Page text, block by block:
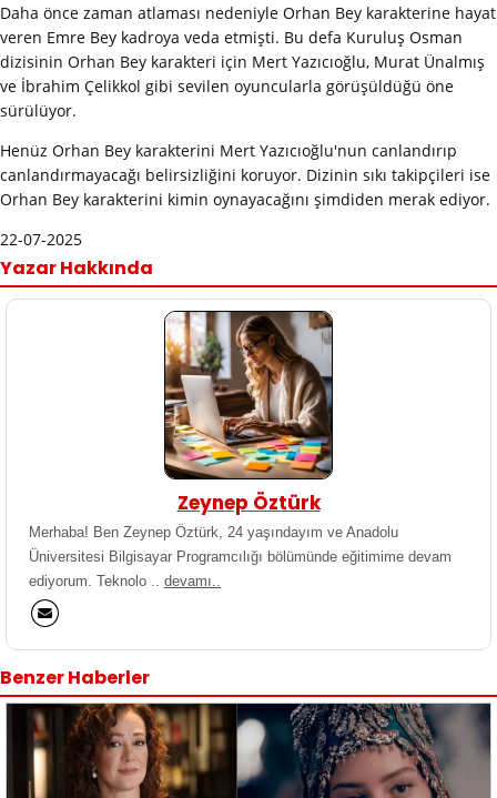
Daha önce zaman atlaması nedeniyle Orhan Bey karakterine hayat
veren Emre Bey kadroya veda etmişti. Bu defa Kuruluş Osman
dizisinin Orhan Bey karakteri için Mert Yazıcıoğlu, Murat Ünalmış
ve İbrahim Çelikkol gibi sevilen oyuncularla görüşüldüğü öne
sürülüyor.
Henüz Orhan Bey karakterini Mert Yazıcıoğlu'nun canlandırıp
canlandırmayacağı belirsizliğini koruyor. Dizinin sıkı takipçileri ise
Orhan Bey karakterini kimin oynayacağını şimdiden merak ediyor.
22-07-2025
Yazar Hakkında
Zeynep Öztürk
Merhaba! Ben Zeynep Öztürk, 24 yaşındayım ve Anadolu
Üniversitesi Bilgisayar Programcılığı bölümünde eğitimime devam
ediyorum. Teknolo .. devamı..
Benzer Haberler